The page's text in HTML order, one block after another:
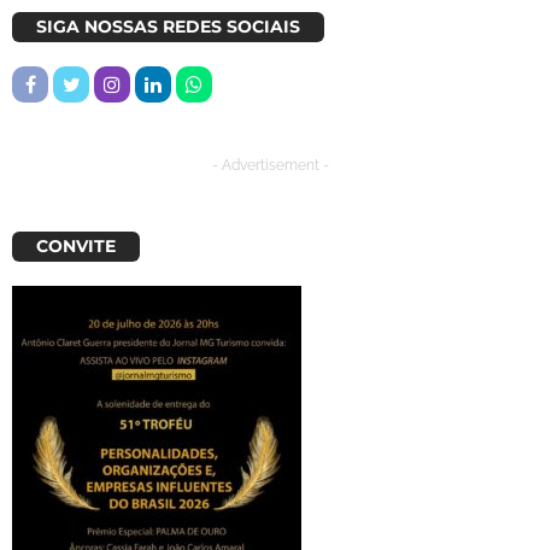
SIGA NOSSAS REDES SOCIAIS
- Advertisement -
CONVITE